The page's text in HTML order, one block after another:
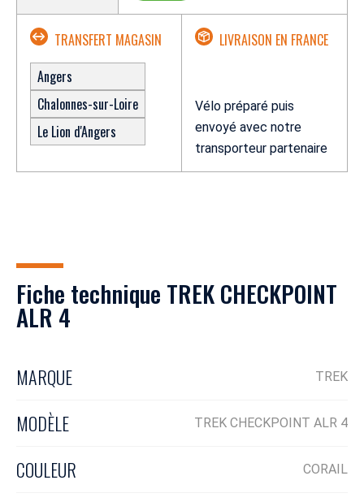
TRANSFERT MAGASIN
Angers
Chalonnes-sur-Loire
Le Lion d'Angers
LIVRAISON EN FRANCE
Vélo préparé puis
envoyé avec notre
transporteur partenaire
Fiche technique TREK CHECKPOINT
ALR 4
MARQUE TREK
MODÈLE TREK CHECKPOINT ALR 4
COULEUR CORAIL